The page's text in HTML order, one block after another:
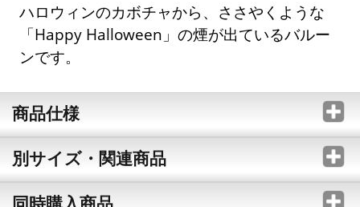
ハロウィンのカボチャから、ささやくような
「Happy Halloween」の煙が出ているバルー
ンです。
商品仕様
別サイズ・関連商品